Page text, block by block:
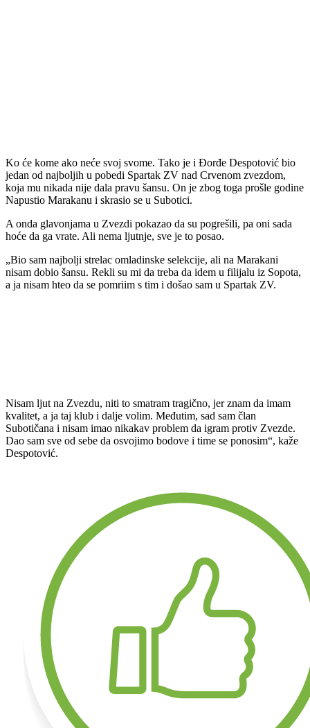
Ko će kome ako neće svoj svome. Tako je i Đorđe Despotović bio
jedan od najboljih u pobedi Spartak ZV nad Crvenom zvezdom,
koja mu nikada nije dala pravu šansu. On je zbog toga prošle godine
Napustio Marakanu i skrasio se u Subotici.
A onda glavonjama u Zvezdi pokazao da su pogrešili, pa oni sada
hoće da ga vrate. Ali nema ljutnje, sve je to posao.
„Bio sam najbolji strelac omladinske selekcije, ali na Marakani
nisam dobio šansu. Rekli su mi da treba da idem u filijalu iz Sopota,
a ja nisam hteo da se pomriim s tim i došao sam u Spartak ZV.
Nisam ljut na Zvezdu, niti to smatram tragično, jer znam da imam
kvalitet, a ja taj klub i dalje volim. Međutim, sad sam član
Subotičana i nisam imao nikakav problem da igram protiv Zvezde.
Dao sam sve od sebe da osvojimo bodove i time se ponosim“, kaže
Despotović.